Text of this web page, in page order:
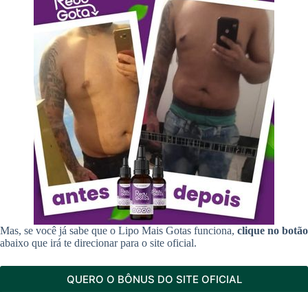
Mas, se você já sabe que o Lipo Mais Gotas funciona, clique no botão
abaixo que irá te direcionar para o site oficial.
QUERO O BÔNUS DO SITE OFICIAL